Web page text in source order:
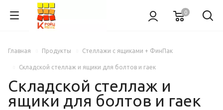
0
Главная Продукты Стеллажи с ящиками + ФинПак
Складской стеллаж и ящики для болтов и гаек
Складской стеллаж и
ящики для болтов и гаек